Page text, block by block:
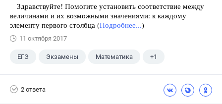
Здравствуйте! Помогите установить соответствие между
величинами и их возможными значениями: к каждому
элементу первого столбца (Подробнее...)
11 октября 2017
ЕГЭ Экзамены Математика +1
2 ответа